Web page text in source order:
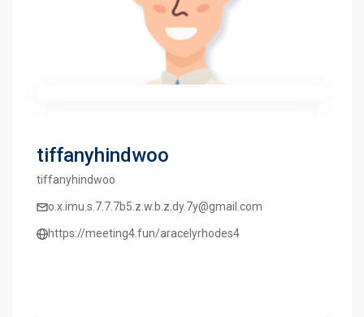
tiffanyhindwoo
tiffanyhindwoo
o.x.imu.s.7.7.7b5.z.w.b.z.dy.7y@gmail.com
https://meeting4.fun/aracelyrhodes4